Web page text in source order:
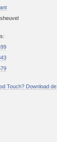
Touch? Download de